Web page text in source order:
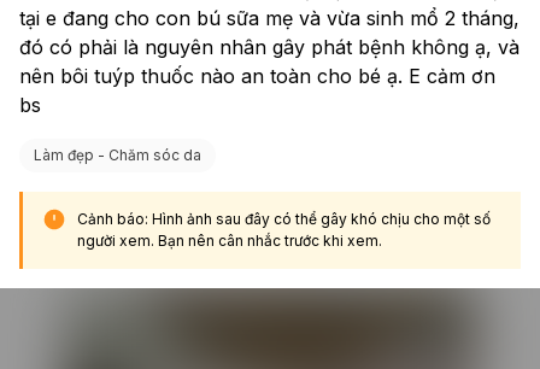
tại e đang cho con bú sữa mẹ và vừa sinh mổ 2 tháng,
đó có phải là nguyên nhân gây phát bệnh không ạ, và
nên bôi tuýp thuốc nào an toàn cho bé ạ. E cảm ơn
bs
Làm đẹp - Chăm sóc da
Cảnh báo: Hình ảnh sau đây có thể gây khó chịu cho một số
người xem. Bạn nên cân nhắc trước khi xem.